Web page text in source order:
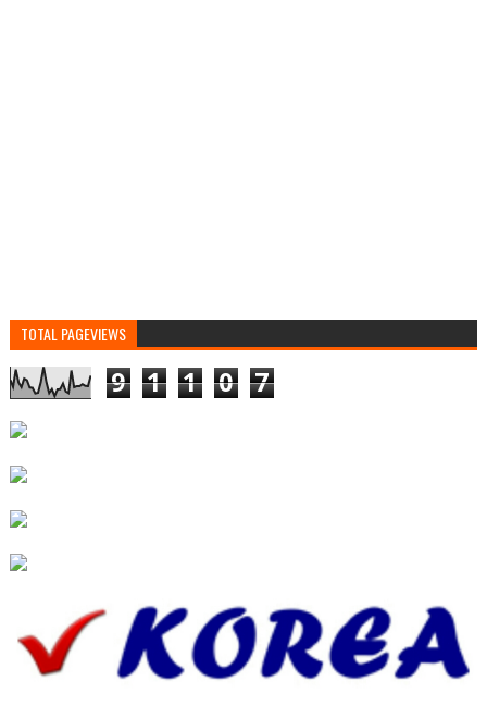
TOTAL PAGEVIEWS
9 1 1 0 7